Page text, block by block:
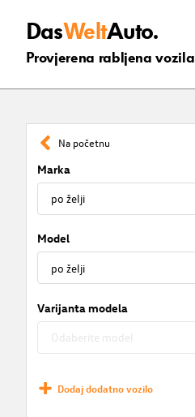
DasWeltAuto.
Provjerena rabljena vozila
Na početnu
Marka
Model
Varijanta modela
Dodaj dodatno vozilo